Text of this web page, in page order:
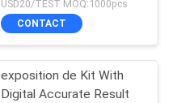
l'urine HCG d'essai de
grossesse diagnostique
USD20/TEST MOQ:1000pcs
CONTACT
exposition de Kit With
Digital Accurate Result